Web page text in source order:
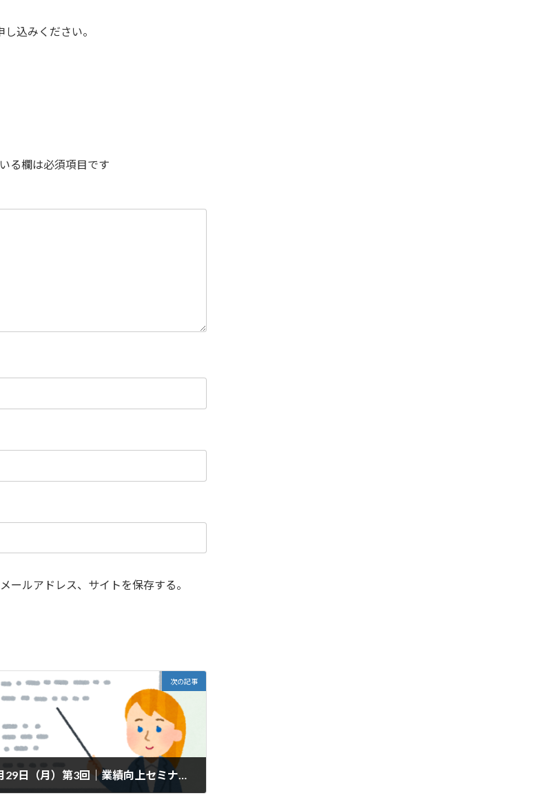
込みください。
る欄は必須項目です
ールアドレス、サイトを保存する。
次の記事
【6月29日（月）第3回｜業績向上セミナー開催のご案内】